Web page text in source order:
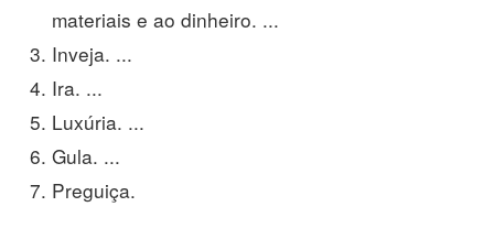
materiais e ao dinheiro. ...
Inveja. ...
Ira. ...
Luxúria. ...
Gula. ...
Preguiça.